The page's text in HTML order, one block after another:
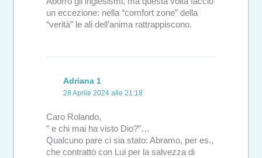
un eccezione: nella “comfort zone” della
“verità” le ali dell’anima rattrappiscono.
Adriana 1
28 Aprile 2024 alle 21:18
Caro Rolando,
” e chi mai ha visto Dio?”…
Qualcuno pare ci sia stato: Abramo, per es.,
che contrattò con Lui per la salvezza di